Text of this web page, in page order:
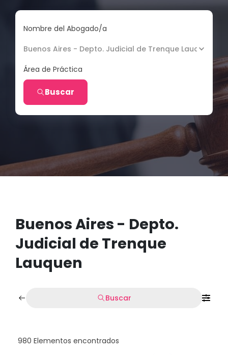
Nombre del Abogado/a
Buenos Aires - Depto. Judicial de Trenque Lauquen
Área de Práctica
Buscar
Buenos Aires - Depto.
Judicial de Trenque
Lauquen
Buscar
980 Elementos encontrados